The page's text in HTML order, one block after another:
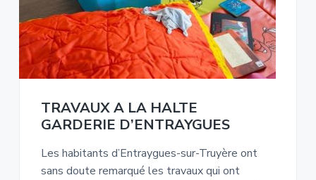
TRAVAUX A LA HALTE
GARDERIE D’ENTRAYGUES
Les habitants d’Entraygues-sur-Truyère ont
sans doute remarqué les travaux qui ont